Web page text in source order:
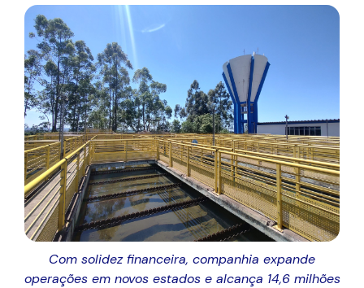
Com solidez financeira, companhia expande
operações em novos estados e alcança 14,6 milhões